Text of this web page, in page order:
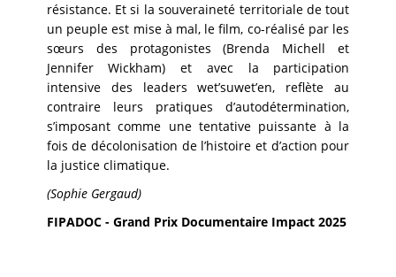
résistance. Et si la souveraineté territoriale de tout
un peuple est mise à mal, le film, co-réalisé par les
sœurs des protagonistes (Brenda Michell et
Jennifer Wickham) et avec la participation
intensive des leaders wet’suwet’en, reflète au
contraire leurs pratiques d’autodétermination,
s’imposant comme une tentative puissante à la
fois de décolonisation de l’histoire et d’action pour
la justice climatique.
(Sophie Gergaud)
FIPADOC - Grand Prix Documentaire Impact 2025